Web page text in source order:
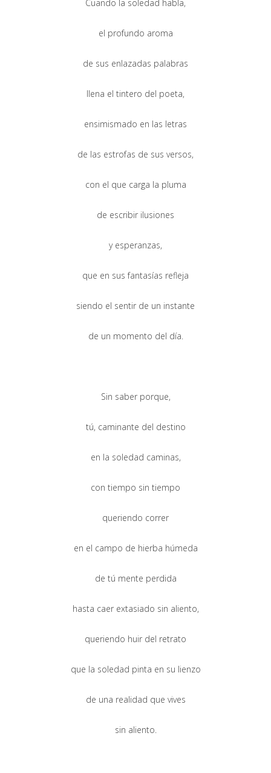
Cuando la soledad habla,
el profundo aroma
de sus enlazadas palabras
llena el tintero del poeta,
ensimismado en las letras
de las estrofas de sus versos,
con el que carga la pluma
de escribir ilusiones
y esperanzas,
que en sus fantasías refleja
siendo el sentir de un instante
de un momento del día.
Sin saber porque,
tú, caminante del destino
en la soledad caminas,
con tiempo sin tiempo
queriendo correr
en el campo de hierba húmeda
de tú mente perdida
hasta caer extasiado sin aliento,
queriendo huir del retrato
que la soledad pinta en su lienzo
de una realidad que vives
sin aliento.